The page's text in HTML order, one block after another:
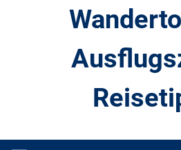
Produkttests und